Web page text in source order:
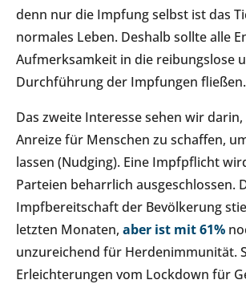
denn nur die Impfung selbst ist das
normales Leben. Deshalb sollte alle
Aufmerksamkeit in die reibungslose
Durchführung der Impfungen fließen.
Das zweite Interesse sehen wir
Anreize für Menschen zu schaffen,
lassen (Nudging). Eine Impfpflicht
Parteien beharrlich ausgeschlossen.
Impfbereitschaft der Bevölkerung
letzten Monaten, aber ist mit 61%
unzureichend für Herdenimmunität.
Erleichterungen vom Lockdown für